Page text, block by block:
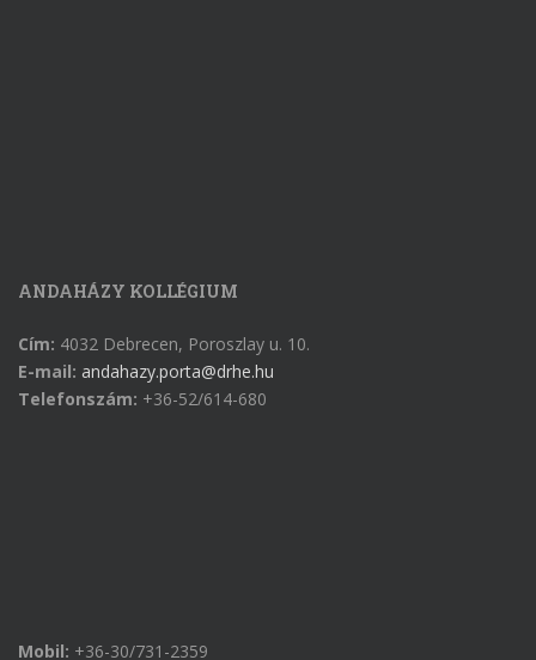
ANDAHÁZY KOLLÉGIUM
Cím: 4032 Debrecen, Poroszlay u. 10.
E-mail: andahazy.porta@drhe.hu
Telefonszám: +36-52/614-680
Mobil: +36-30/731-2359